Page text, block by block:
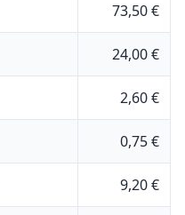
73,50 €
24,00 €
2,60 €
0,75 €
9,20 €